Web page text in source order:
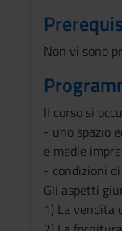
Non vi sono
Il corso si
- uno spazio
e medie
- condizioni
Gli aspetti
1) La